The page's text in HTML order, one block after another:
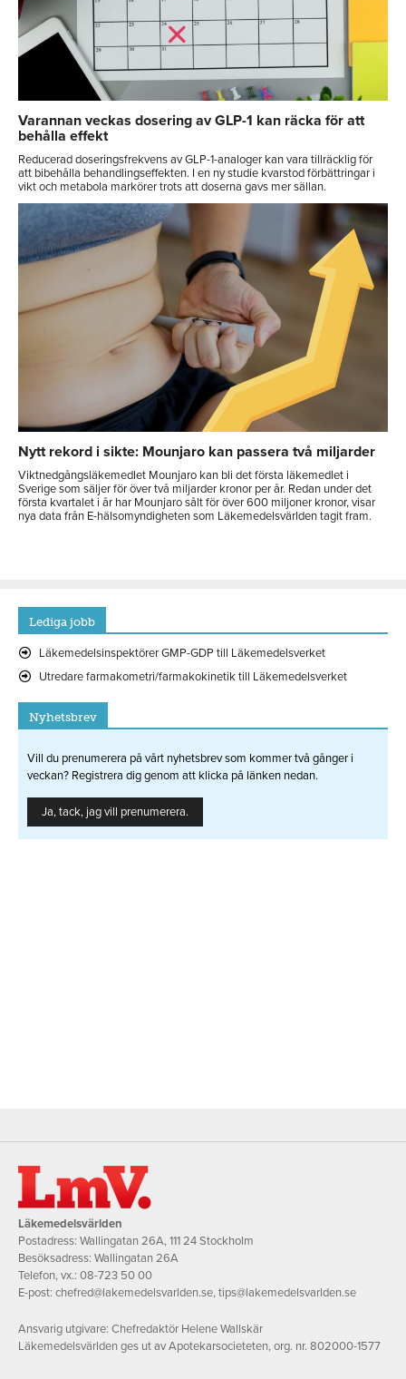
Varannan veckas dosering av GLP-1 kan räcka för att
behålla effekt
Reducerad doseringsfrekvens av GLP-1-analoger kan vara tillräcklig för
att bibehålla behandlingseffekten. I en ny studie kvarstod förbättringar i
vikt och metabola markörer trots att doserna gavs mer sällan.
Nytt rekord i sikte: Mounjaro kan passera två miljarder
Viktnedgångsläkemedlet Mounjaro kan bli det första läkemedlet i
Sverige som säljer för över två miljarder kronor per år. Redan under det
första kvartalet i år har Mounjaro sålt för över 600 miljoner kronor, visar
nya data från E-hälsomyndigheten som Läkemedelsvärlden tagit fram.
Lediga jobb
Läkemedelsinspektörer GMP-GDP till Läkemedelsverket
Utredare farmakometri/farmakokinetik till Läkemedelsverket
Nyhetsbrev
Vill du prenumerera på vårt nyhetsbrev som kommer två gånger i
veckan? Registrera dig genom att klicka på länken nedan.
Ja, tack, jag vill prenumerera.
Läkemedelsvärlden
Postadress: Wallingatan 26A, 111 24 Stockholm
Besöksadress: Wallingatan 26A
Telefon, vx.: 08-723 50 00
E-post: chefred@lakemedelsvarlden.se,tips@lakemedelsvarlden.se
Ansvarig utgivare: Chefredaktör Helene Wallskär
Läkemedelsvärlden ges ut av Apotekarsocieteten, org. nr. 802000-1577